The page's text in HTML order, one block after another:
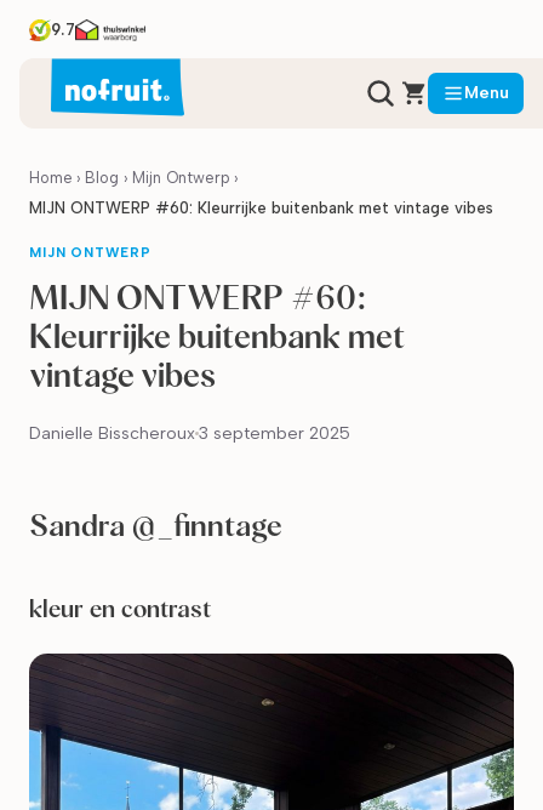
9.7
Menu
Home › Blog › Mijn Ontwerp ›
MIJN ONTWERP #60: Kleurrijke buitenbank met vintage vibes
MIJN ONTWERP
MIJN ONTWERP #60:
Kleurrijke buitenbank met
vintage vibes
Danielle Bisscheroux3 september 2025
Sandra @_finntage
kleur en contrast